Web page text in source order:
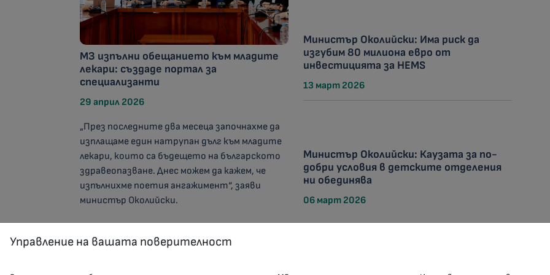
МЗ изпълни обещанието към младите
лекари: създаде портал за
специализанти
29 април 2026
„През последните два месеца започнахме да
изплащаме един натрупан дълг към младите
лекари, които са бъдещето на българското
здравеопазване. Днес можем да кажем, че
изпълнихме поетия ангажимент“, заяви
министър Околийски.
Министър Околийски: Има риск да
изгубим 80 милиона евро от
инвестицията за HEMS
13 март 2026
Министър Околийски: Каузата за по-
добри условия в детските отделения
ни обединява
06 март 2026
Управление на вашата поверителност